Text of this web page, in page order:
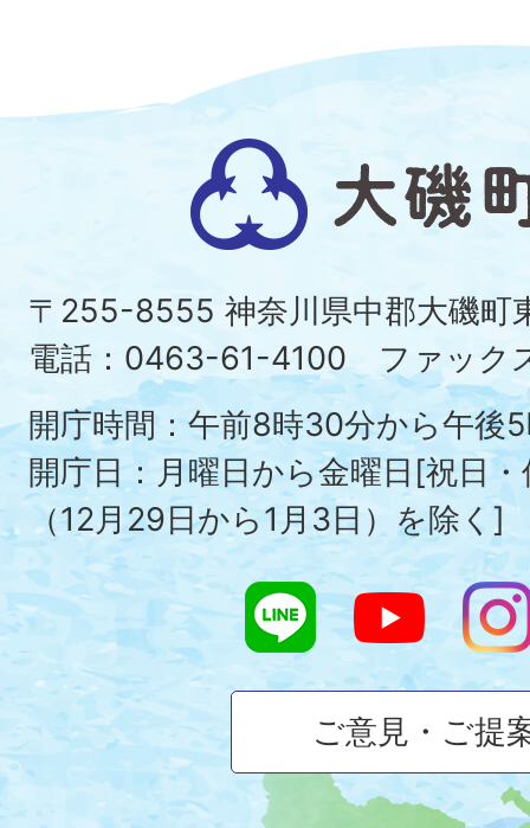
磯
大
磯
町
〒255-8555 神奈川県中郡大磯
電話：0463-61-4100 ファック
開庁時間：午前8時30分から午後
開庁日：月曜日から金曜日[祝日
（12月29日から1月3日）を除く]
ご意見・ご提